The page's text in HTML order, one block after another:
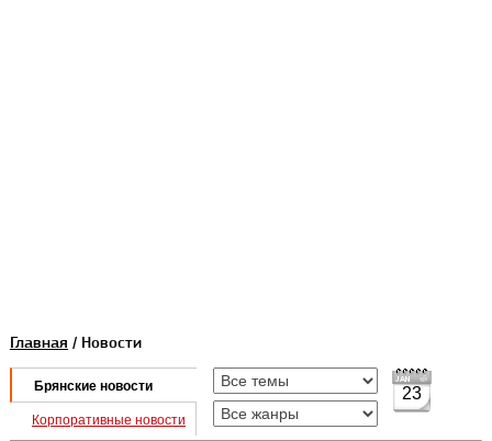
Главная / Новости
Брянские новости
Корпоративные новости
23